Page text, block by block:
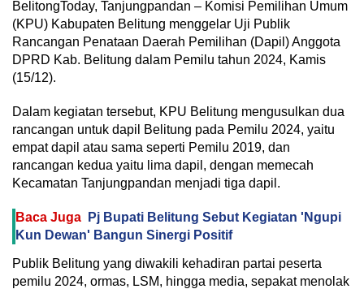
BelitongToday, Tanjungpandan – Komisi Pemilihan Umum
(KPU) Kabupaten Belitung menggelar Uji Publik
Rancangan Penataan Daerah Pemilihan (Dapil) Anggota
DPRD Kab. Belitung dalam Pemilu tahun 2024, Kamis
(15/12).
Dalam kegiatan tersebut, KPU Belitung mengusulkan dua
rancangan untuk dapil Belitung pada Pemilu 2024, yaitu
empat dapil atau sama seperti Pemilu 2019, dan
rancangan kedua yaitu lima dapil, dengan memecah
Kecamatan Tanjungpandan menjadi tiga dapil.
Baca Juga
Pj Bupati Belitung Sebut Kegiatan 'Ngupi
Kun Dewan' Bangun Sinergi Positif
Publik Belitung yang diwakili kehadiran partai peserta
pemilu 2024, ormas, LSM, hingga media, sepakat menolak